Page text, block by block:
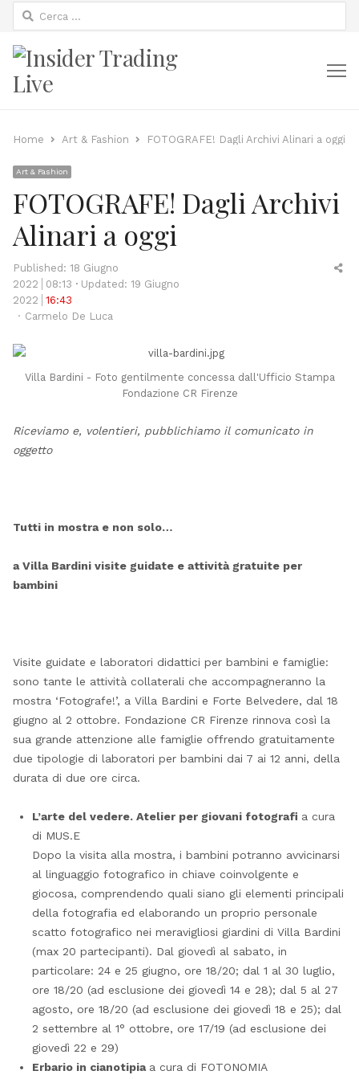
Ricerca
per:
Home Art & Fashion FOTOGRAFE! Dagli Archivi Alinari a oggi
Art & Fashion
FOTOGRAFE! Dagli Archivi
Alinari a oggi
Published: 18 Giugno
2022
08:13
Updated: 19 Giugno
2022
16:43
Author
Carmelo De Luca
Villa Bardini - Foto gentilmente concessa dall'Ufficio Stampa
Fondazione CR Firenze
Riceviamo e, volentieri, pubblichiamo il comunicato in
oggetto
Tutti in mostra e non solo…
a Villa Bardini visite guidate e attività gratuite per
bambini
Visite guidate e laboratori didattici per bambini e famiglie:
sono tante le attività collaterali che accompagneranno la
mostra ‘Fotografe!’, a Villa Bardini e Forte Belvedere, dal 18
giugno al 2 ottobre. Fondazione CR Firenze rinnova così la
sua grande attenzione alle famiglie offrendo gratuitamente
due tipologie di laboratori per bambini dai 7 ai 12 anni, della
durata di due ore circa.
L’arte del vedere. Atelier per giovani fotografi a cura
di MUS.E
Dopo la visita alla mostra, i bambini potranno avvicinarsi
al linguaggio fotografico in chiave coinvolgente e
giocosa, comprendendo quali siano gli elementi principali
della fotografia ed elaborando un proprio personale
scatto fotografico nei meravigliosi giardini di Villa Bardini
(max 20 partecipanti). Dal giovedì al sabato, in
particolare: 24 e 25 giugno, ore 18/20; dal 1 al 30 luglio,
ore 18/20 (ad esclusione dei giovedì 14 e 28); dal 5 al 27
agosto, ore 18/20 (ad esclusione dei giovedì 18 e 25); dal
2 settembre al 1° ottobre, ore 17/19 (ad esclusione dei
giovedì 22 e 29)
Erbario in cianotipia a cura di FOTONOMIA